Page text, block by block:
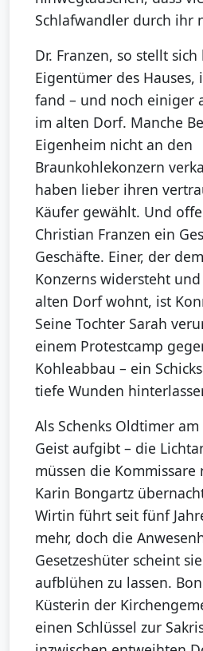
Schlafwandler durch ihr
Dr. Franzen, so stellt
Eigentümer des Hauses,
fand – und noch einiger
im alten Dorf. Manche
Eigenheim nicht an den
Braunkohlekonzern
haben lieber ihren
Käufer gewählt. Und
Christian Franzen ein
Geschäfte. Einer, der
Konzerns widersteht
alten Dorf wohnt, ist
Seine Tochter Sarah
einem Protestcamp
Kohleabbau – ein
tiefe Wunden
Als Schenks Oldtimer
Geist aufgibt – die
müssen die
Karin Bongartz
Wirtin führt seit fünf
mehr, doch die
Gesetzeshüter scheint
aufblühen zu lassen.
Küsterin der
einen Schlüssel zur